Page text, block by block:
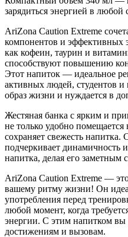
зарядиться энергией в любой
AriZona Caution Extreme
компонентов и эффективных
как кофеин, таурин и
способствуют повышению
Этот напиток — идеальное
активных людей, студентов
образ жизни и нуждается в
Жестяная банка с ярким и
не только удобно
сохраняет свежесть
подчеркивает динамичность
напитка, делая его заметным
AriZona Caution Extreme —
вашему ритму жизни! Он
употребления перед
любой момент, когда
энергии. С этим напитком вы
достижениям и вызовам.